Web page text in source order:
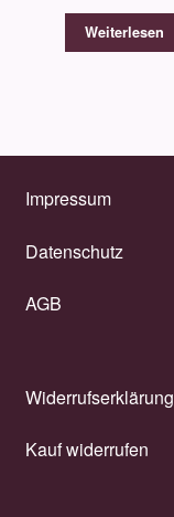
Weiterlesen
Impressum
Datenschutz
AGB
Widerrufserklärung
Kauf widerrufen